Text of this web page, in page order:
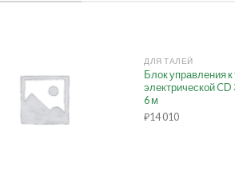
ДЛЯ ТАЛЕЙ
Блок управления к
электрической CD
6 м
₽14 010